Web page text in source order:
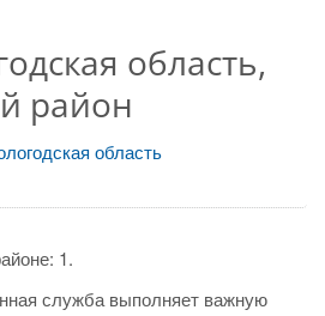
область,
район
область
1.
служба выполняет важную